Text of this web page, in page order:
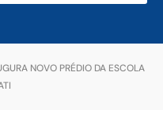
NOVO PRÉDIO DA ESCOLA